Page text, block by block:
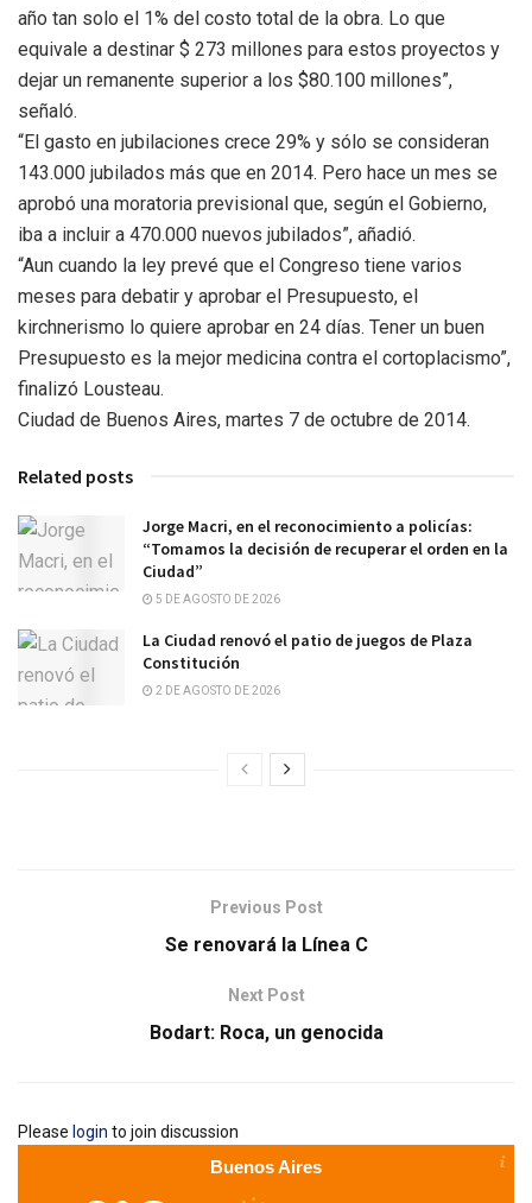
año tan solo el 1% del costo total de la obra. Lo que
equivale a destinar $ 273 millones para estos proyectos y
dejar un remanente superior a los $80.100 millones”,
señaló.
“El gasto en jubilaciones crece 29% y sólo se consideran
143.000 jubilados más que en 2014. Pero hace un mes se
aprobó una moratoria previsional que, según el Gobierno,
iba a incluir a 470.000 nuevos jubilados”, añadió.
“Aun cuando la ley prevé que el Congreso tiene varios
meses para debatir y aprobar el Presupuesto, el
kirchnerismo lo quiere aprobar en 24 días. Tener un buen
Presupuesto es la mejor medicina contra el cortoplacismo”,
finalizó Lousteau.
Ciudad de Buenos Aires, martes 7 de octubre de 2014.
Related posts
Jorge Macri, en el reconocimiento a policías:
“Tomamos la decisión de recuperar el orden en la
Ciudad”
5 DE AGOSTO DE 2026
La Ciudad renovó el patio de juegos de Plaza
Constitución
2 DE AGOSTO DE 2026
Previous Post
Se renovará la Línea C
Next Post
Bodart: Roca, un genocida
Please login to join discussion
Buenos Aires